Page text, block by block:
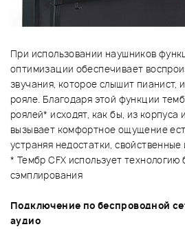
При использовании наушников
оптимизации обеспечивает
звучания, которое слышит пианист,
рояле. Благодаря этой функции
роялей* исходят, как бы, из корпуса
вызывает комфортное ощущение
устраняя недостатки,
* Тембр CFX использует технологию
сэмплирования
Подключение по беспроводной
аудио